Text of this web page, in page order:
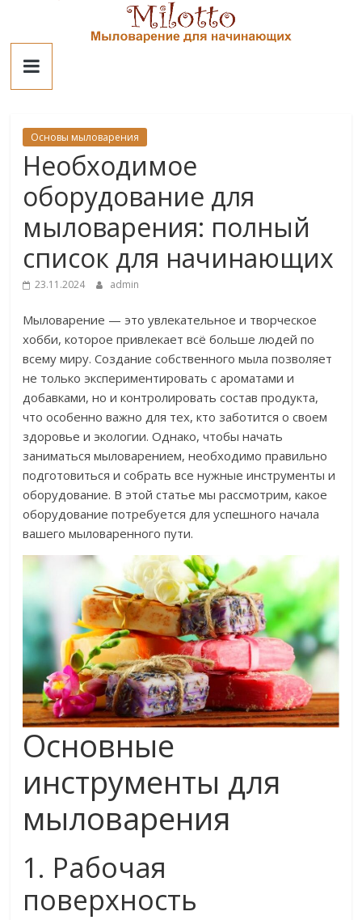
contentМилотто
Основы мыловарения
Необходимое
оборудование для
мыловарения: полный
список для начинающих
23.11.2024 admin
Мыловарение — это увлекательное и творческое
хобби, которое привлекает всё больше людей по
всему миру. Создание собственного мыла позволяет
не только экспериментировать с ароматами и
добавками, но и контролировать состав продукта,
что особенно важно для тех, кто заботится о своем
здоровье и экологии. Однако, чтобы начать
заниматься мыловарением, необходимо правильно
подготовиться и собрать все нужные инструменты и
оборудование. В этой статье мы рассмотрим, какое
оборудование потребуется для успешного начала
вашего мыловаренного пути.
Основные
инструменты для
мыловарения
1. Рабочая
поверхность